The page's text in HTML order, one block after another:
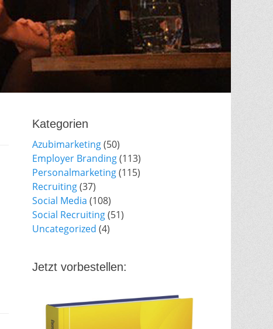
Kategorien
Azubimarketing(50)
Employer Branding(113)
Personalmarketing(115)
Recruiting(37)
Social Media (108)
Social Recruiting(51)
Uncategorized (4)
Jetzt vorbestellen: